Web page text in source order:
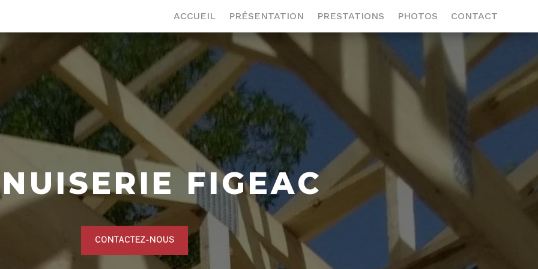
ACCUEIL PRÉSENTATION PRESTATIONS PHOTOS CONTACT
FIGEAC
CONTACTEZ-NOUS